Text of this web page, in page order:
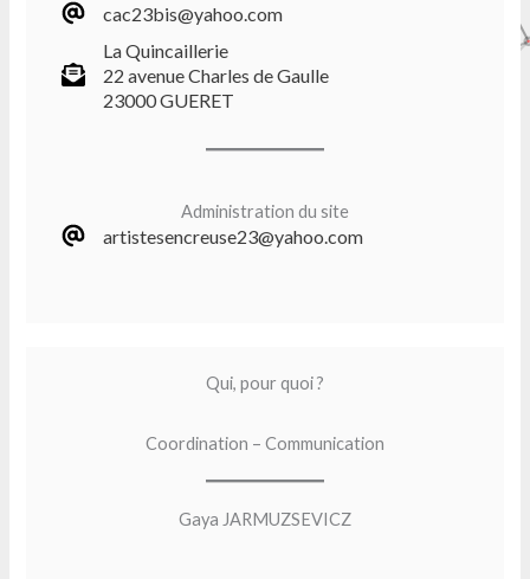
cac23bis@yahoo.com
La Quincaillerie
22 avenue Charles de Gaulle
23000 GUERET
Administration du site
artistesencreuse23@yahoo.com
Qui, pour quoi ?
Coordination – Communication
Gaya JARMUZSEVICZ